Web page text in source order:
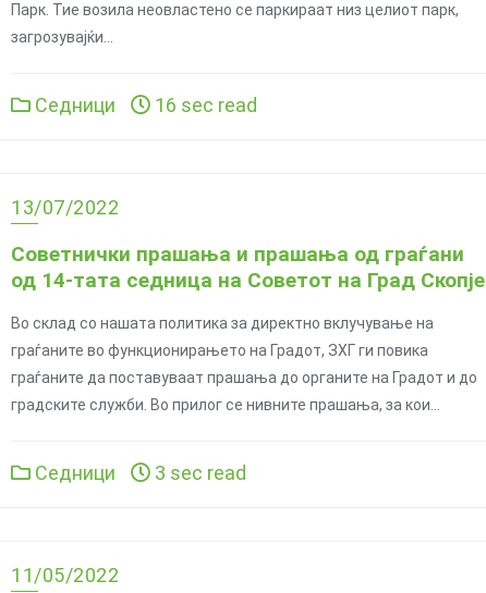
Парк. Тие возила неовластено се паркираат низ целиот парк,
загрозувајќи…
Седници 16 sec read
13/07/2022
Советнички прашања и прашања од граѓани
од 14-тата седница на Советот на Град Скопје
Во склад со нашата политика за директно вклучување на
граѓаните во функционирањето на Градот, ЗХГ ги повика
граѓаните да поставуваат прашања до органите на Градот и до
градските служби. Во прилог се нивните прашања, за кои…
Седници 3 sec read
11/05/2022